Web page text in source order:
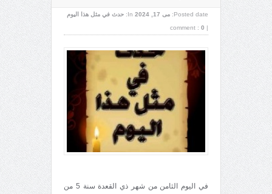
Posted date: می 17, 2024 In:
حدث في مثل هذا اليوم
|
comment : 0
في اليوم الثامن من شهر ذي القعدة سنة 5 من